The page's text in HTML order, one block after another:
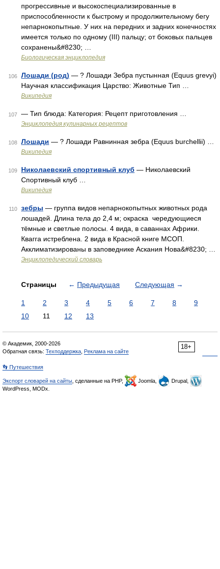
прогрессивные и высокоспециализированные в
приспособленности к быстрому и продолжительному бегу
непарнокопытные. У них на передних и задних конечностях
имеется только по одному (III) пальцу; от боковых пальцев
сохранены&#8230; …
Биологическая энциклопедия
106 Лошади (род) — ? Лошади Зебра пустынная (Equus grevyi)
Научная классификация Царство: Животные Тип …
Википедия
107 — Тип блюда: Категория: Рецепт приготовления …
Энциклопедия кулинарных рецептов
108 Лошади — ? Лошади Равнинная зебра (Equus burchellii) …
Википедия
109 Николаевский спортивный клуб — Николаевский
Спортивный клуб …
Википедия
110 зебры — группа видов непарнокопытных животных рода
лошадей. Длина тела до 2,4 м; окраска чередующиеся
тёмные и светлые полосы. 4 вида, в саваннах Африки.
Квагга истреблена. 2 вида в Красной книге МСОП.
Акклиматизированы в заповеднике Аскания Нова&#8230; …
Энциклопедический словарь
Страницы ← Предыдущая Следующая →
1 2 3 4 5 6 7 8
9
10
11 12 13
18+
© Академик, 2000-2026
Обратная связь: Техподдержка Реклама на сайте
👣 Путешествия
Экспорт словарей на сайты , сделанные на PHP, Joomla,
Drupal,
WordPress, MODx.